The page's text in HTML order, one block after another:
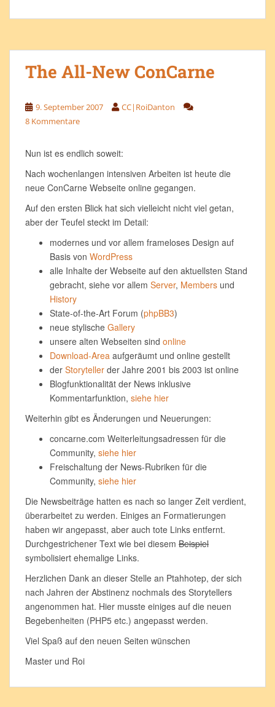
The All-New ConCarne
9. September 2007
CC|RoiDanton
8 Kommentare
Nun ist es endlich soweit:
Nach wochenlangen intensiven Arbeiten ist heute die
neue ConCarne Webseite online gegangen.
Auf den ersten Blick hat sich vielleicht nicht viel getan,
aber der Teufel steckt im Detail:
modernes und vor allem frameloses Design auf
Basis von WordPress
alle Inhalte der Webseite auf den aktuellsten Stand
gebracht, siehe vor allem Server, Members und
History
State-of-the-Art Forum (phpBB3)
neue stylische Gallery
unsere alten Webseiten sind online
Download-Area aufgeräumt und online gestellt
der Storyteller der Jahre 2001 bis 2003 ist online
Blogfunktionalität der News inklusive
Kommentarfunktion, siehe hier
Weiterhin gibt es Änderungen und Neuerungen:
concarne.com Weiterleitungsadressen für die
Community, siehe hier
Freischaltung der News-Rubriken für die
Community, siehe hier
Die Newsbeiträge hatten es nach so langer Zeit verdient,
überarbeitet zu werden. Einiges an Formatierungen
haben wir angepasst, aber auch tote Links entfernt.
Durchgestrichener Text wie bei diesem Beispiel
symbolisiert ehemalige Links.
Herzlichen Dank an dieser Stelle an Ptahhotep, der sich
nach Jahren der Abstinenz nochmals des Storytellers
angenommen hat. Hier musste einiges auf die neuen
Begebenheiten (PHP5 etc.) angepasst werden.
Viel Spaß auf den neuen Seiten wünschen
Master und Roi